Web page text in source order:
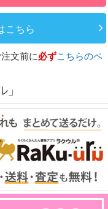
こちら
文前に必ずこちらのペ